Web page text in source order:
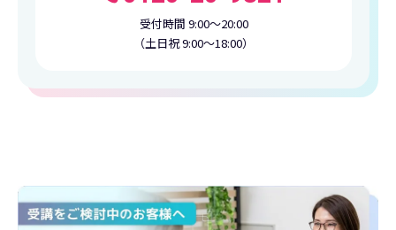
受付時間 9:00〜20:00
（土日祝 9:00〜18:00）